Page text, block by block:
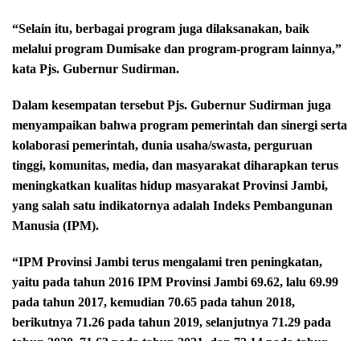
“Selain itu, berbagai program juga dilaksanakan, baik
melalui program Dumisake dan program-program lainnya,”
kata Pjs. Gubernur Sudirman.
Dalam kesempatan tersebut Pjs. Gubernur Sudirman juga
menyampaikan bahwa program pemerintah dan sinergi serta
kolaborasi pemerintah, dunia usaha/swasta, perguruan
tinggi, komunitas, media, dan masyarakat diharapkan terus
meningkatkan kualitas hidup masyarakat Provinsi Jambi,
yang salah satu indikatornya adalah Indeks Pembangunan
Manusia (IPM).
“IPM Provinsi Jambi terus mengalami tren peningkatan,
yaitu pada tahun 2016 IPM Provinsi Jambi 69.62, lalu 69.99
pada tahun 2017, kemudian 70.65 pada tahun 2018,
berikutnya 71.26 pada tahun 2019, selanjutnya 71.29 pada